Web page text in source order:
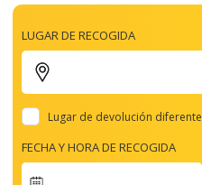
LUGAR DE RECOGIDA
Lugar de devolución diferente
FECHA Y HORA DE RECOGIDA